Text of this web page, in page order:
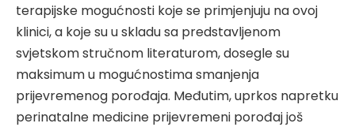
terapijske mogućnosti koje se primjenjuju na ovoj
klinici, a koje su u skladu sa predstavljenom
svjetskom stručnom literaturom, dosegle su
maksimum u mogućnostima smanjenja
prijevremenog porođaja. Međutim, uprkos napretku
perinatalne medicine prijevremeni porođaj još